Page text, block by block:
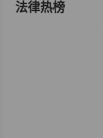
法律热榜